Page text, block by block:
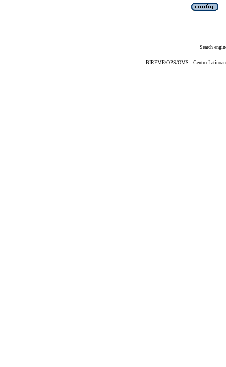
Search
BIREME/OPS/OMS - Centro